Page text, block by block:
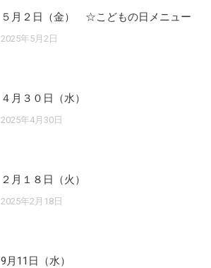
５月２日（金） ☆こどもの日メニュー
2025年5月2日
４月３０日（水）
2025年4月30日
２月１８日（火）
2025年2月18日
9月11日（水）